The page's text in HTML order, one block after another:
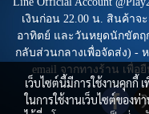
เงินก่อน 22.00 น. สินค้าจ
อาทิตย์ และวันหยุดนักขัต
กลับส่วนกลางเพื่อจัดส่ง) -
email จากทางร้าน เพื่
เว็บไซต์นี้มีการใช้งานคุกกี้
ในการใช้งานเว็บไซต์ของ